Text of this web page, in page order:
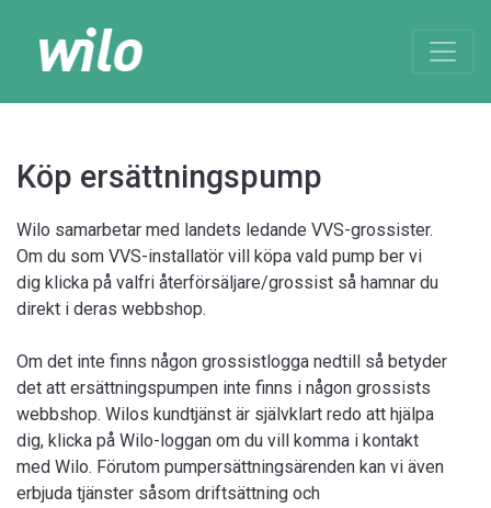
Köp ersättningspump
Wilo samarbetar med landets ledande VVS-grossister.
Om du som VVS-installatör vill köpa vald pump ber vi
dig klicka på valfri återförsäljare/grossist så hamnar du
direkt i deras webbshop.
Om det inte finns någon grossistlogga nedtill så betyder
det att ersättningspumpen inte finns i någon grossists
webbshop. Wilos kundtjänst är självklart redo att hjälpa
dig, klicka på Wilo-loggan om du vill komma i kontakt
med Wilo. Förutom pumpersättningsärenden kan vi även
erbjuda tjänster såsom driftsättning och